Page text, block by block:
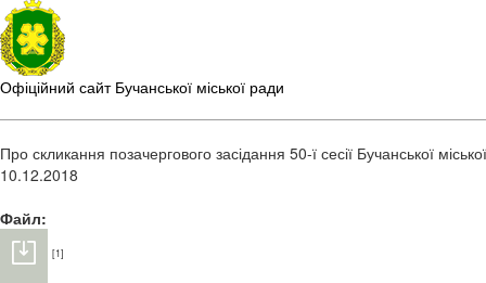
Офіційний сайт Бучанської міської ради
Про скликання позачергового засідання 50-ї сесії Бучанської
10.12.2018
Файл:
[1]